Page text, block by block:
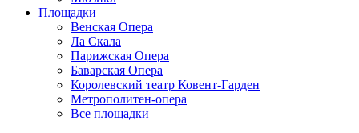
Площадки
Венская Опера
Ла Скала
Парижская Опера
Баварская Опера
Королевский театр Ковент-Гарден
Метрополитен-опера
Все площадки